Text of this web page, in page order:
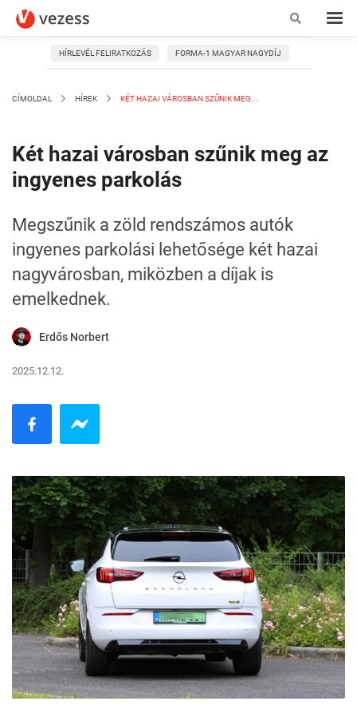
HÍRLEVÉL FELIRATKOZÁS FORMA-1 MAGYAR NAGYDÍJ
CÍMOLDAL HÍREK KÉT HAZAI VÁROSBAN SZŰNIK MEG...
Két hazai városban szűnik meg az
ingyenes parkolás
Megszűnik a zöld rendszámos autók
ingyenes parkolási lehetősége két hazai
nagyvárosban, miközben a díjak is
emelkednek.
Erdős Norbert
2025.12.12.